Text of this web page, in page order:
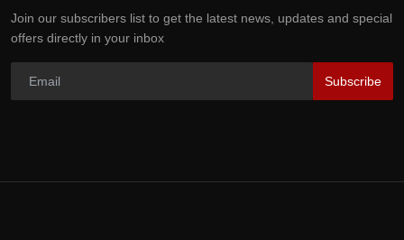
Join our subscribers list to get the latest news, updates and special
offers directly in your inbox
Subscribe